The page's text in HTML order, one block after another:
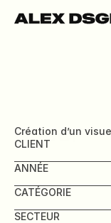
GUCCI
Création d’un
CLIENT
ANNÉE
CATÉGORIE
SECTEUR